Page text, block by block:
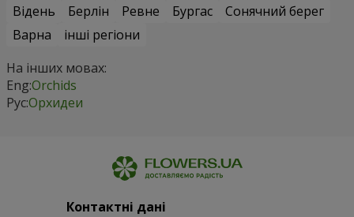
Відень
Берлін Ревне Бургас
Сонячний берег
Варна
інші регіони
На інших мовах:
Eng:Orchids
Рус:Орхидеи
Контактні дані